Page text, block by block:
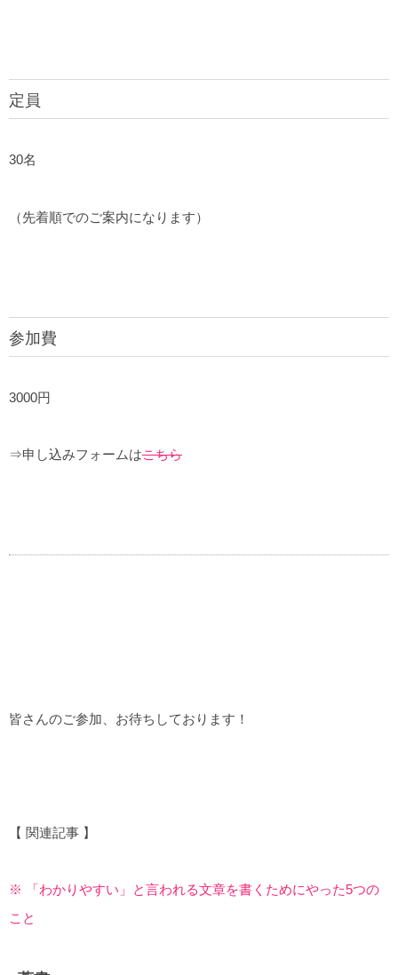
定員
30名
（先着順でのご案内になります）
参加費
3000円
⇒申し込みフォームはこちら
皆さんのご参加、お待ちしております！
【 関連記事 】
※ 「わかりやすい」と言われる文章を書くためにやった5つの
こと